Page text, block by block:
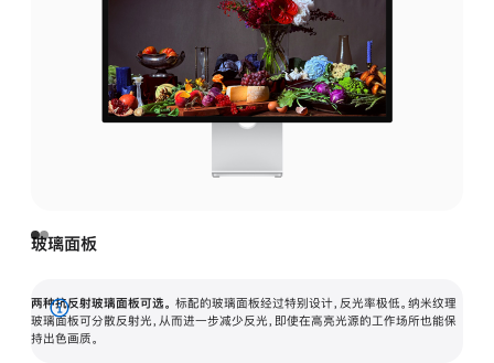
玻璃面板
两种抗反射玻璃面板可选。 标配的玻璃面板经过特别设计，反光率极低。纳米纹理
玻璃面板可分散反射光，从而进一步减少反光，即使在高亮光源的工作场所也能保
持出色画质。
展
开